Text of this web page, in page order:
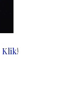
Klik!